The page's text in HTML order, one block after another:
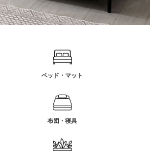
ベッド・マット
布団・寝具